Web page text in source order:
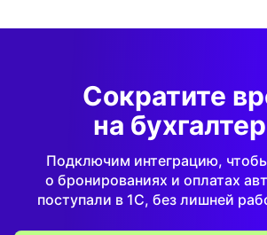
Сократите
на
Подключим интеграцию,
о бронированиях и оплатах
поступали в 1С, без лишней